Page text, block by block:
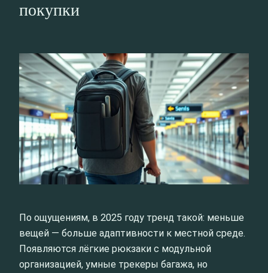
покупки
По ощущениям, в 2025 году тренд такой: меньше
вещей — больше адаптивности к местной среде.
Появляются лёгкие рюкзаки с модульной
организацией, умные трекеры багажа, но